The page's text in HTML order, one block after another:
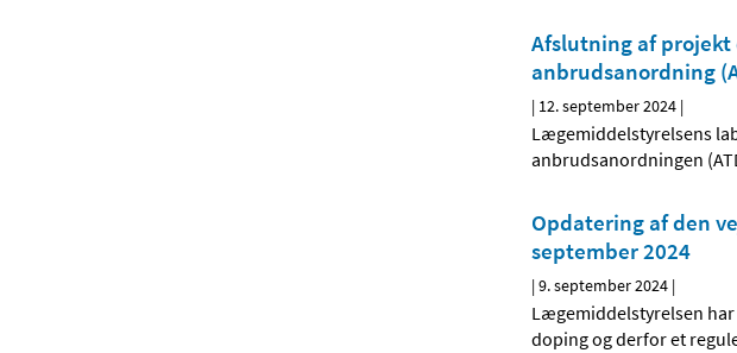
Afslutning af
anbrudsanordning
| 12. september 2024 |
Lægemiddelstyrelsens
anbrudsanordningen
Opdatering af den
september 2024
|9. september 2024 |
Lægemiddelstyrelsen
doping og derfor et